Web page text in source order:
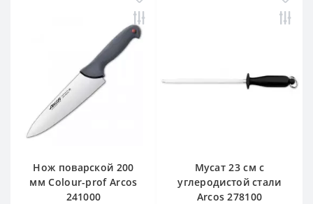
Нож поварской 200
мм Сolour-prof Arcos
241000
Мусат 23 см с
углеродистой стали
Arcos 278100